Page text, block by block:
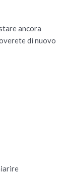
ancora
di nuovo